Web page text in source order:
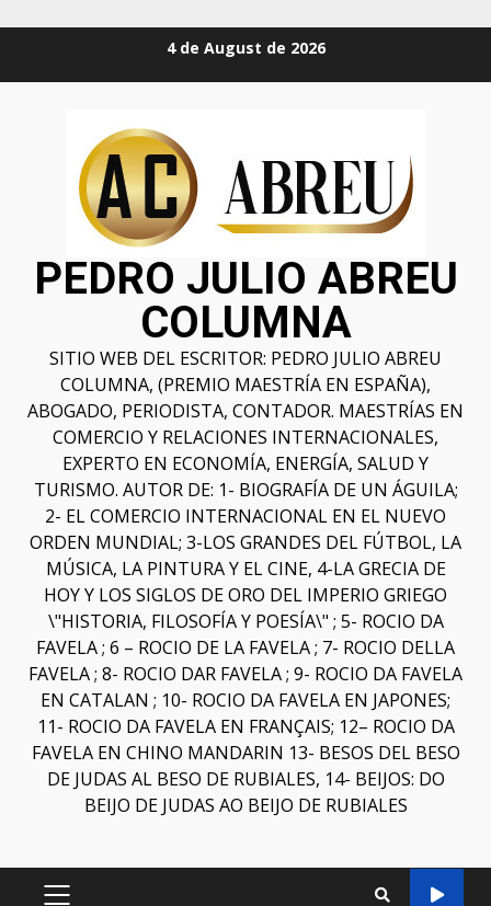
4 de August de 2026
PEDRO JULIO ABREU
COLUMNA
SITIO WEB DEL ESCRITOR: PEDRO JULIO ABREU
COLUMNA, (PREMIO MAESTRÍA EN ESPAÑA),
ABOGADO, PERIODISTA, CONTADOR. MAESTRÍAS EN
COMERCIO Y RELACIONES INTERNACIONALES,
EXPERTO EN ECONOMÍA, ENERGÍA, SALUD Y
TURISMO. AUTOR DE: 1- BIOGRAFÍA DE UN ÁGUILA;
2- EL COMERCIO INTERNACIONAL EN EL NUEVO
ORDEN MUNDIAL; 3-LOS GRANDES DEL FÚTBOL, LA
MÚSICA, LA PINTURA Y EL CINE, 4-LA GRECIA DE
HOY Y LOS SIGLOS DE ORO DEL IMPERIO GRIEGO
\"HISTORIA, FILOSOFÍA Y POESÍA\" ; 5- ROCIO DA
FAVELA ; 6 – ROCIO DE LA FAVELA ; 7- ROCIO DELLA
FAVELA ; 8- ROCIO DAR FAVELA ; 9- ROCIO DA FAVELA
EN CATALAN ; 10- ROCIO DA FAVELA EN JAPONES;
11- ROCIO DA FAVELA EN FRANÇAIS; 12– ROCIO DA
FAVELA EN CHINO MANDARIN 13- BESOS DEL BESO
DE JUDAS AL BESO DE RUBIALES, 14- BEIJOS: DO
BEIJO DE JUDAS AO BEIJO DE RUBIALES